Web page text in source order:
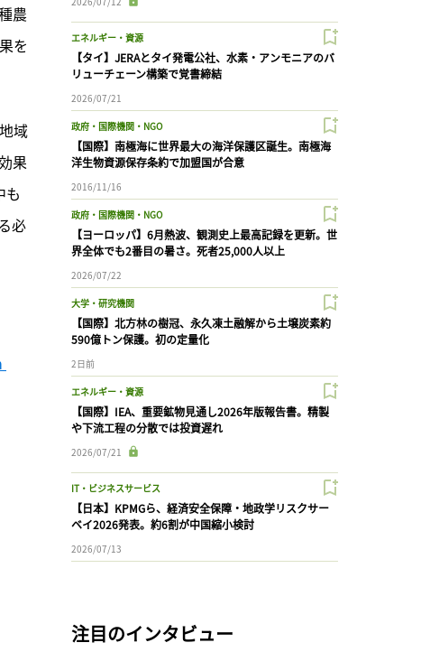
農
を
域
果
も
必
エネルギー・資源
【タイ】JERAとタイ発電公社、水素・アンモニアのバ
リューチェーン構築で覚書締結
2026/07/21
政府・国際機関・NGO
【国際】南極海に世界最大の海洋保護区誕生。南極海
洋生物資源保存条約で加盟国が合意
2016/11/16
政府・国際機関・NGO
【ヨーロッパ】6月熱波、観測史上最高記録を更新。世
界全体でも2番目の暑さ。死者25,000人以上
2026/07/22
大学・研究機関
【国際】北方林の樹冠、永久凍土融解から土壌炭素約
590億トン保護。初の定量化
2日前
エネルギー・資源
【国際】IEA、重要鉱物見通し2026年版報告書。精製
や下流工程の分散では投資遅れ
2026/07/21
IT・ビジネスサービス
【日本】KPMGら、経済安全保障・地政学リスクサー
ベイ2026発表。約6割が中国縮小検討
2026/07/13
注目のインタビュー